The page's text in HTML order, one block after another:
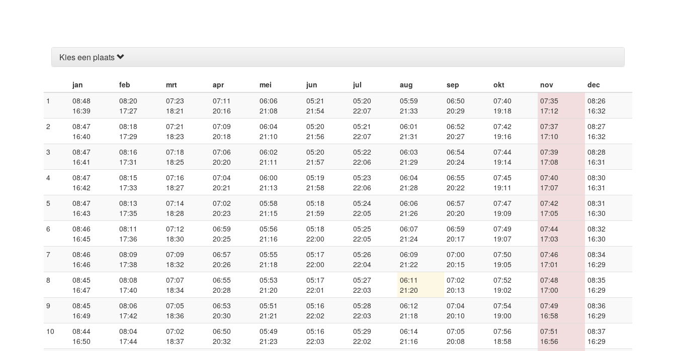
Kies een plaats
jan feb mrt apr mei jun jul aug sep okt nov
dec
1
08:48
16:39
08:20
17:27
07:23
18:21
07:11
20:16
06:06
21:08
05:21
21:54
05:20
22:07
05:59
21:33
06:50
20:29
07:40
19:18
07:35
17:12
08:26
16:32
2
08:47
16:40
08:18
17:29
07:21
18:23
07:09
20:18
06:04
21:10
05:20
21:56
05:21
22:07
06:01
21:31
06:52
20:27
07:42
19:16
07:37
17:10
08:27
16:32
3
08:47
16:41
08:16
17:31
07:18
18:25
07:06
20:20
06:02
21:11
05:20
21:57
05:22
22:06
06:03
21:29
06:54
20:24
07:44
19:14
07:39
17:08
08:28
16:31
4
08:47
16:42
08:15
17:33
07:16
18:27
07:04
20:21
06:00
21:13
05:19
21:58
05:23
22:06
06:04
21:28
06:55
20:22
07:45
19:11
07:40
17:07
08:30
16:31
5
08:47
16:43
08:13
17:35
07:14
18:28
07:02
20:23
05:58
21:15
05:18
21:59
05:24
22:05
06:06
21:26
06:57
20:20
07:47
19:09
07:42
17:05
08:31
16:30
6
08:46
16:45
08:11
17:36
07:12
18:30
06:59
20:25
05:56
21:16
05:18
22:00
05:25
22:05
06:07
21:24
06:59
20:17
07:49
19:07
07:44
17:03
08:32
16:30
7
08:46
16:46
08:09
17:38
07:09
18:32
06:57
20:26
05:55
21:18
05:17
22:00
05:26
22:04
06:09
21:22
07:00
20:15
07:50
19:05
07:46
17:01
08:34
16:29
8
08:45
16:47
08:08
17:40
07:07
18:34
06:55
20:28
05:53
21:20
05:17
22:01
05:27
22:03
06:11
21:20
07:02
20:13
07:52
19:02
07:48
17:00
08:35
16:29
9
08:45
16:49
08:06
17:42
07:05
18:36
06:53
20:30
05:51
21:21
05:16
22:02
05:28
22:03
06:12
21:18
07:04
20:10
07:54
19:00
07:49
16:58
08:36
16:29
10
08:44
16:50
08:04
17:44
07:02
18:37
06:50
20:32
05:49
21:23
05:16
22:03
05:29
22:02
06:14
21:16
07:05
20:08
07:56
18:58
07:51
16:56
08:37
16:29